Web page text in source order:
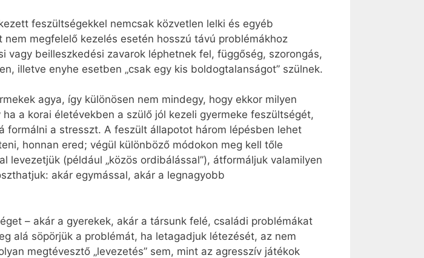
feszültségekkel nemcsak közvetlen lelki és egyéb
megfelelő kezelés esetén hosszú távú problémákhoz
beilleszkedési zavarok léphetnek fel, függőség, szorongás,
illetve enyhe esetben „csak egy kis boldogtalanságot” szülnek.
agya, így különösen nem mindegy, hogy ekkor milyen
a korai életévekben a szülő jól kezeli gyermeke feszültségét,
a stresszt. A feszült állapotot három lépésben lehet
honnan ered; végül különböző módokon meg kell tőle
(például „közös ordibálással”), átformáljuk valamilyen
akár egymással, akár a legnagyobb
– akár a gyerekek, akár a társunk felé, családi problémákat
alá söpörjük a problémát, ha letagadjuk létezését, az nem
megtévesztő „levezetés” sem, mint az agresszív játékok